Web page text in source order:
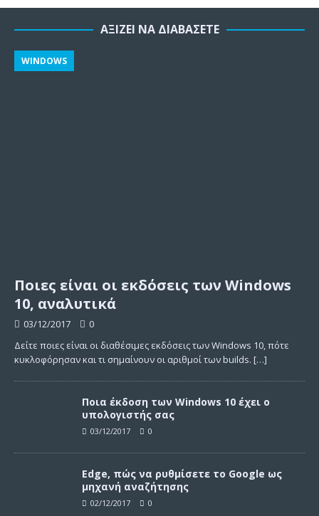
ΑΞΊΖΕΙ ΝΑ ΔΙΑΒΆΣΕΤΕ
Ποιες είναι οι εκδόσεις των Windows
10, αναλυτικά
WINDOWS
03/12/2017
0
Δείτε ποιες είναι οι διαθέσιμες εκδόσεις των Windows 10, πότε
κυκλοφόρησαν και τι σημαίνουν οι αριθμοί των builds. […]
Ποια έκδοση των Windows 10 έχει ο
υπολογιστής σας
03/12/2017 0
Edge, πώς να ρυθμίσετε το Google ως
μηχανή αναζήτησης
02/12/2017 0